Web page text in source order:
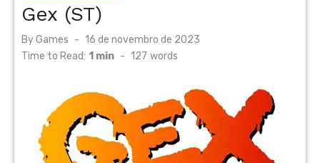
Gex (ST)
ByGames
Posted
on
16 de novembro de 2023
Time to Read: 1 min - 127 words